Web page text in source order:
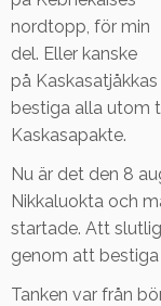
nordtopp, för min
del. Eller kanske
på
bestiga alla utom
Kaskasapakte.
Nu är det den 8
Nikkaluokta och
startade. Att
genom att
Tanken var från